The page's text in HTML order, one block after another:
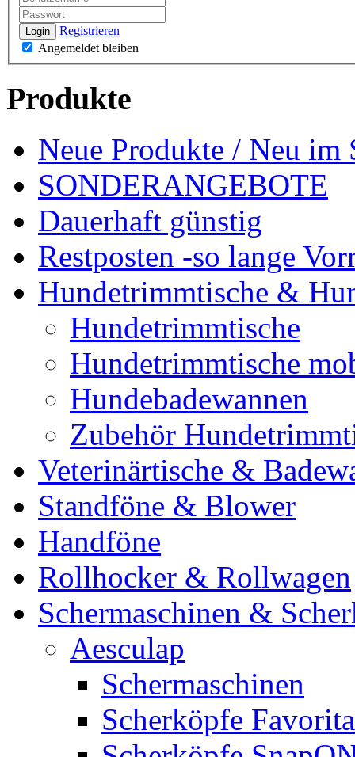
Login
Registrieren
Angemeldet bleiben
Produkte
Neue Produkte / Neu im
SONDERANGEBOTE
Dauerhaft günstig
Restposten -so lange
Hundetrimmtische &
Hundetrimmtische
Hundetrimmtische
Hundebadewannen
Zubehör
Veterinärtische &
Standföne & Blower
Handföne
Rollhocker & Rollwagen
Schermaschinen &
Aesculap
Schermaschinen
Scherköpfe